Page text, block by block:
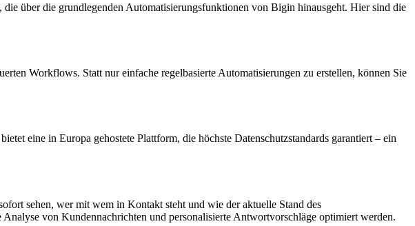
über die grundlegenden Automatisierungsfunktionen von Bigin hinausgeht. Hier sind die
Workflows. Statt nur einfache regelbasierte Automatisierungen zu erstellen, können Sie
eine in Europa gehostete Plattform, die höchste Datenschutzstandards garantiert – ein
sehen, wer mit wem in Kontakt steht und wie der aktuelle Stand des
von Kundennachrichten und personalisierte Antwortvorschläge optimiert werden.